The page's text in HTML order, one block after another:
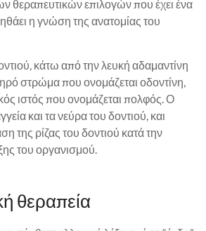
θεραπευτικών επιλογών που έχει ένα
η γνώση της ανατομίας του
κάτω από την λευκή αδαμαντίνη
στρώμα που ονομάζεται οδοντίνη,
ιστός που ονομάζεται πολφός. Ο
και τα νεύρα του δοντιού, και
της ρίζας του δοντιού κατά την
του οργανισμού.
θεραπεία